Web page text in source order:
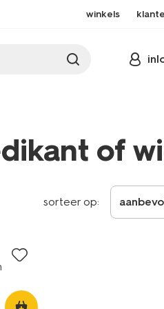
winkels
of
sorteer op: